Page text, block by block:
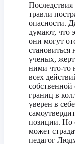
Последствия
травли
опасности.
думают, что
они могут
ученых,
ними что-то
всех
границ в
уверен в
позиции. Но
может
педагог